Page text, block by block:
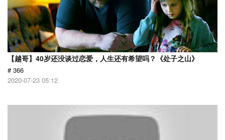
【越哥】40岁还没谈过恋爱，人生还有希望吗？《处子之山》
# 366
2020-07-23 05:12